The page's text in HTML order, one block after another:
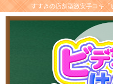
すすきの店舗型激安手コキ